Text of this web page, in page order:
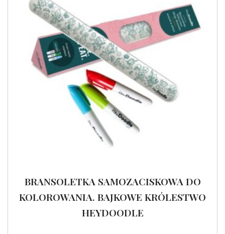
BRANSOLETKA SAMOZACISKOWA DO
KOLOROWANIA. BAJKOWE KRÓLESTWO
HEYDOODLE